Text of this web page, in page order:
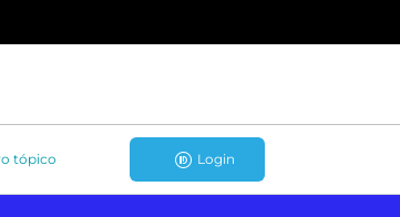
tópico Login